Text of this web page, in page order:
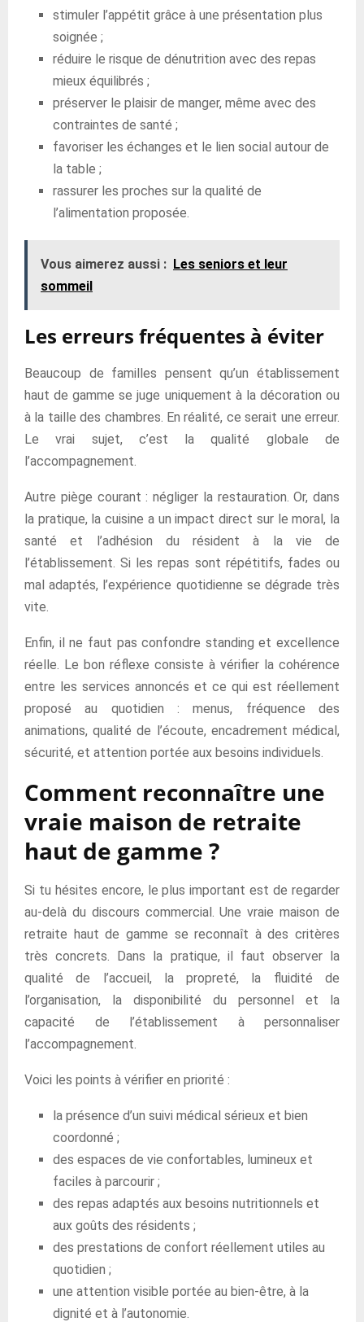
stimuler l’appétit grâce à une présentation plus
soignée ;
réduire le risque de dénutrition avec des repas
mieux équilibrés ;
préserver le plaisir de manger, même avec des
contraintes de santé ;
favoriser les échanges et le lien social autour de
la table ;
rassurer les proches sur la qualité de
l’alimentation proposée.
Vous aimerez aussi : Les seniors et leur
sommeil
Les erreurs fréquentes à éviter
Beaucoup de familles pensent qu’un établissement
haut de gamme se juge uniquement à la décoration ou
à la taille des chambres. En réalité, ce serait une erreur.
Le vrai sujet, c’est la qualité globale de
l’accompagnement.
Autre piège courant : négliger la restauration. Or, dans
la pratique, la cuisine a un impact direct sur le moral, la
santé et l’adhésion du résident à la vie de
l’établissement. Si les repas sont répétitifs, fades ou
mal adaptés, l’expérience quotidienne se dégrade très
vite.
Enfin, il ne faut pas confondre standing et excellence
réelle. Le bon réflexe consiste à vérifier la cohérence
entre les services annoncés et ce qui est réellement
proposé au quotidien : menus, fréquence des
animations, qualité de l’écoute, encadrement médical,
sécurité, et attention portée aux besoins individuels.
Comment reconnaître une
vraie maison de retraite
haut de gamme ?
Si tu hésites encore, le plus important est de regarder
au-delà du discours commercial. Une vraie maison de
retraite haut de gamme se reconnaît à des critères
très concrets. Dans la pratique, il faut observer la
qualité de l’accueil, la propreté, la fluidité de
l’organisation, la disponibilité du personnel et la
capacité de l’établissement à personnaliser
l’accompagnement.
Voici les points à vérifier en priorité :
la présence d’un suivi médical sérieux et bien
coordonné ;
des espaces de vie confortables, lumineux et
faciles à parcourir ;
des repas adaptés aux besoins nutritionnels et
aux goûts des résidents ;
des prestations de confort réellement utiles au
quotidien ;
une attention visible portée au bien-être, à la
dignité et à l’autonomie.